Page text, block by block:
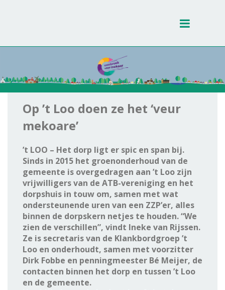
Toggle
Op ’t Loo doen ze het ‘veur
mekoare’
’t LOO – Het dorp ligt er spic en span bij.
Sinds in 2015 het groenonderhoud van de
gemeente is overgedragen aan ’t Loo zijn
vrijwilligers van de ATB-vereniging en het
dorpshuis in touw om, samen met wat
ondersteunende uren van een ZZP’er, alles
binnen de dorpskern netjes te houden. “We
zien de verschillen”, vindt Ineke van Rijssen.
Ze is secretaris van de Klankbordgroep ’t
Loo en onderhoudt, samen met voorzitter
Dirk Fobbe en penningmeester Bé Meijer, de
contacten binnen het dorp en tussen ’t Loo
en de gemeente.